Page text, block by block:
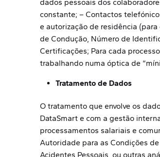
dados pessoais dos
constante; – Contactos
e autorização de residência
de Condução, Número de
Certificações; Para cada
trabalhando numa óptica de
Tratamento de Dados
O tratamento que envolve os
DataSmart e com a gestão
processamentos salariais e
Autoridade para as Condições
Acidentes Pessoais, ou outras